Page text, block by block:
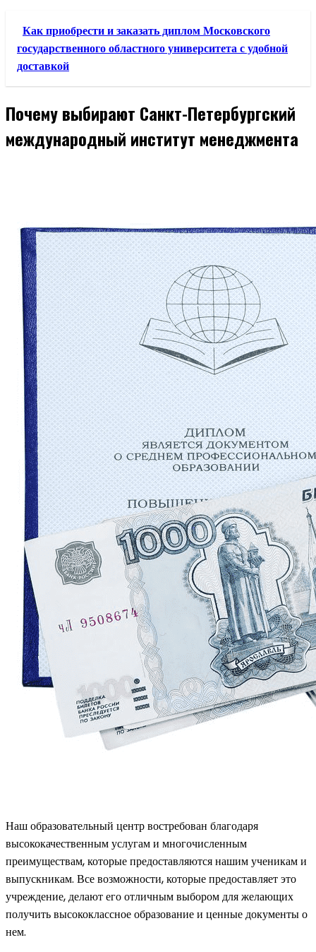
Как приобрести и заказать диплом Московского
государственного областного университета с удобной
доставкой
Почему выбирают Санкт-Петербургский
международный институт менеджмента
Наш образовательный центр востребован благодаря
высококачественным услугам и многочисленным
преимуществам, которые предоставляются нашим ученикам и
выпускникам. Все возможности, которые предоставляет это
учреждение, делают его отличным выбором для желающих
получить высококлассное образование и ценные документы о
нем.